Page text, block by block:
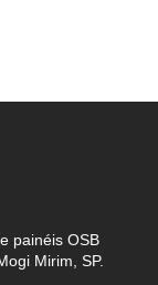
painéis OSB
Mirim, SP.